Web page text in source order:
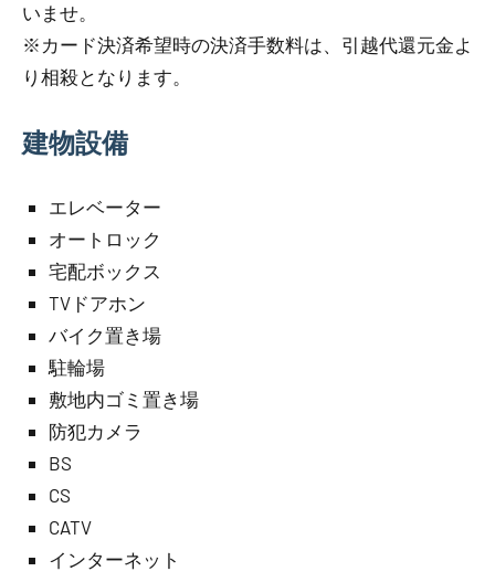
いませ。
※カード決済希望時の決済手数料は、引越代還元金よ
り相殺となります。
建物設備
エレベーター
オートロック
宅配ボックス
TVドアホン
バイク置き場
駐輪場
敷地内ゴミ置き場
防犯カメラ
BS
CS
CATV
インターネット